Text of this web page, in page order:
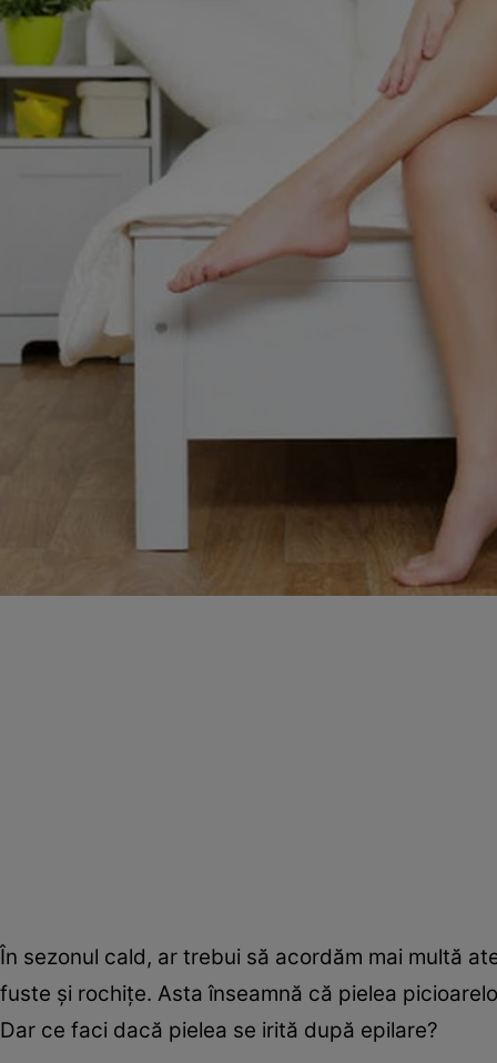
În sezonul cald, ar trebui să acordăm mai multă
fuste şi rochiţe. Asta înseamnă că pielea
Dar ce faci dacă pielea se irită după epilare?